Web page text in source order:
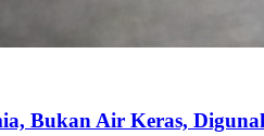
Bukan Air Keras,